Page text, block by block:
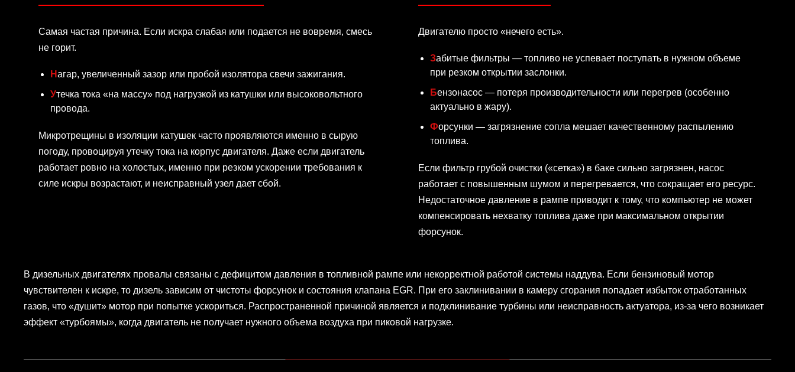
Самая частая причина. Если искра слабая или подается не вовремя, смесь
не горит.
Нагар, увеличенный зазор или пробой изолятора свечи зажигания.
Утечка тока «на массу» под нагрузкой из катушки или высоковольтного
провода.
Микротрещины в изоляции катушек часто проявляются именно в сырую
погоду, провоцируя утечку тока на корпус двигателя. Даже если двигатель
работает ровно на холостых, именно при резком ускорении требования к
силе искры возрастают, и неисправный узел дает сбой.
Двигателю просто «нечего есть».
Забитые фильтры — топливо не успевает поступать в нужном объеме
при резком открытии заслонки.
Бензонасос — потеря производительности или перегрев (особенно
актуально в жару).
Форсунки — загрязнение сопла мешает качественному распылению
топлива.
Если фильтр грубой очистки («сетка») в баке сильно загрязнен, насос
работает с повышенным шумом и перегревается, что сокращает его ресурс.
Недостаточное давление в рампе приводит к тому, что компьютер не может
компенсировать нехватку топлива даже при максимальном открытии
форсунок.
В дизельных двигателях провалы связаны с дефицитом давления в топливной рампе или некорректной работой системы наддува. Если бензиновый мотор
чувствителен к искре, то дизель зависим от чистоты форсунок и состояния клапана EGR. При его заклинивании в камеру сгорания попадает избыток отработанных
газов, что «душит» мотор при попытке ускориться. Распространенной причиной является и подклинивание турбины или неисправность актуатора, из-за чего возникает
эффект «турбоямы», когда двигатель не получает нужного объема воздуха при пиковой нагрузке.